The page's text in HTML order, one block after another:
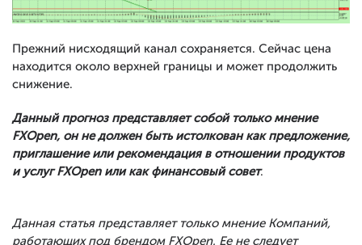
Прежний нисходящий канал сохраняется. Сейчас цена
находится около верхней границы и может продолжить
снижение.
Данный прогноз представляет собой только мнение
FXOpen, он не должен быть истолкован как предложение,
приглашение или рекомендация в отношении продуктов
и услуг FXOpen или как финансовый совет.
Данная статья представляет только мнение Компаний,
работающих под брендом FXOpen. Ее не следует